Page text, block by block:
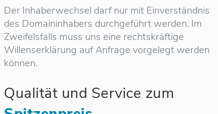
Der Inhaberwechsel darf nur mit Einverständnis
des Domaininhabers durchgeführt werden. Im
Zweifelsfalls muss uns eine rechtskräftige
Willenserklärung auf Anfrage vorgelegt werden
können.
Qualität und Service zum